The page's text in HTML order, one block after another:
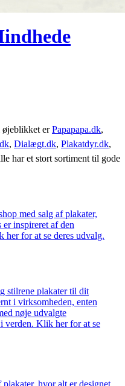
øjeblikket erPapapapa.dk,
, Dialægt.dk, Plakatdyr.dk,
har et stort sortiment til gode
med salg af plakater,
inspireret af den
for at se deres udvalg.
stilrene plakater til dit
i virksomheden, enten
nøje udvalgte
verden. Klik her for at se
hvor alt er designet